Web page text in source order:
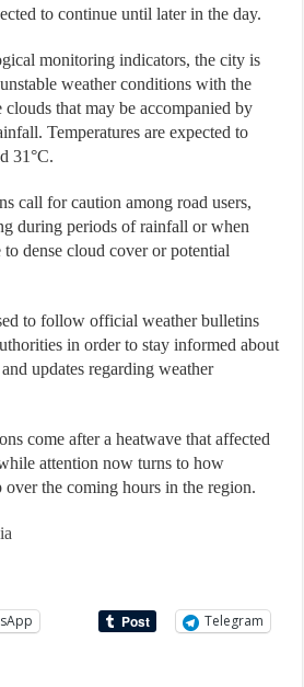
to continue until later in the day.
monitoring indicators, the city is
weather conditions with the
that may be accompanied by
Temperatures are expected to
31°C.
call for caution among road users,
during periods of rainfall or when
dense cloud cover or potential
to follow official weather bulletins
in order to stay informed about
updates regarding weather
come after a heatwave that affected
attention now turns to how
the coming hours in the region.
Telegram